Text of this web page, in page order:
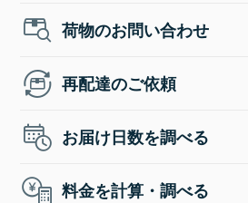
荷物のお問い合わせ
再配達のご依頼
お届け日数を調べる
料金を計算・調べる